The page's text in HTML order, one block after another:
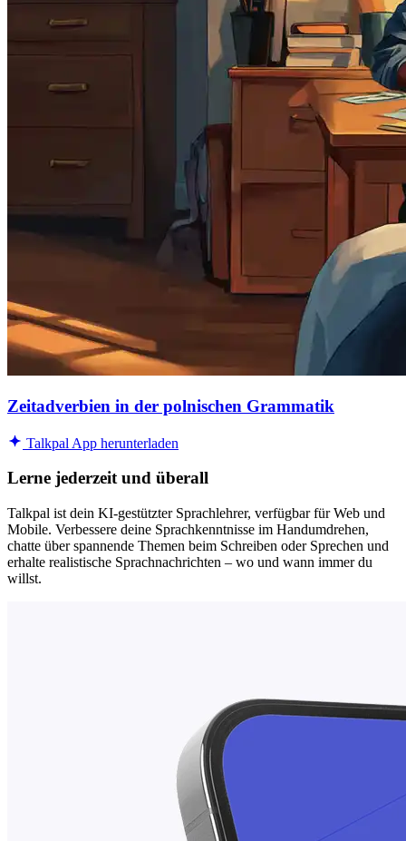
Zeitadverbien in der polnischen Grammatik
Talkpal App herunterladen
Lerne jederzeit und überall
Talkpal ist dein KI-gestützter Sprachlehrer, verfügbar für Web und
Mobile. Verbessere deine Sprachkenntnisse im Handumdrehen,
chatte über spannende Themen beim Schreiben oder Sprechen und
erhalte realistische Sprachnachrichten – wo und wann immer du
willst.